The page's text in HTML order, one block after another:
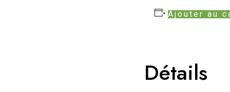
Ajouter au
Détails